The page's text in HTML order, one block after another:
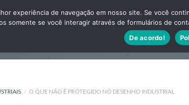
/ O QUE NÃO É PROTEGIDO NO DESENHO INDUSTRIAL
experiência de navegação em nosso site. Se você
somente se você interagir através de formulários de
De acordo!